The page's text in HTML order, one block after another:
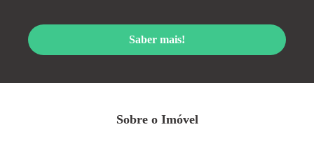
Sobre o Imóvel
Saber mais!